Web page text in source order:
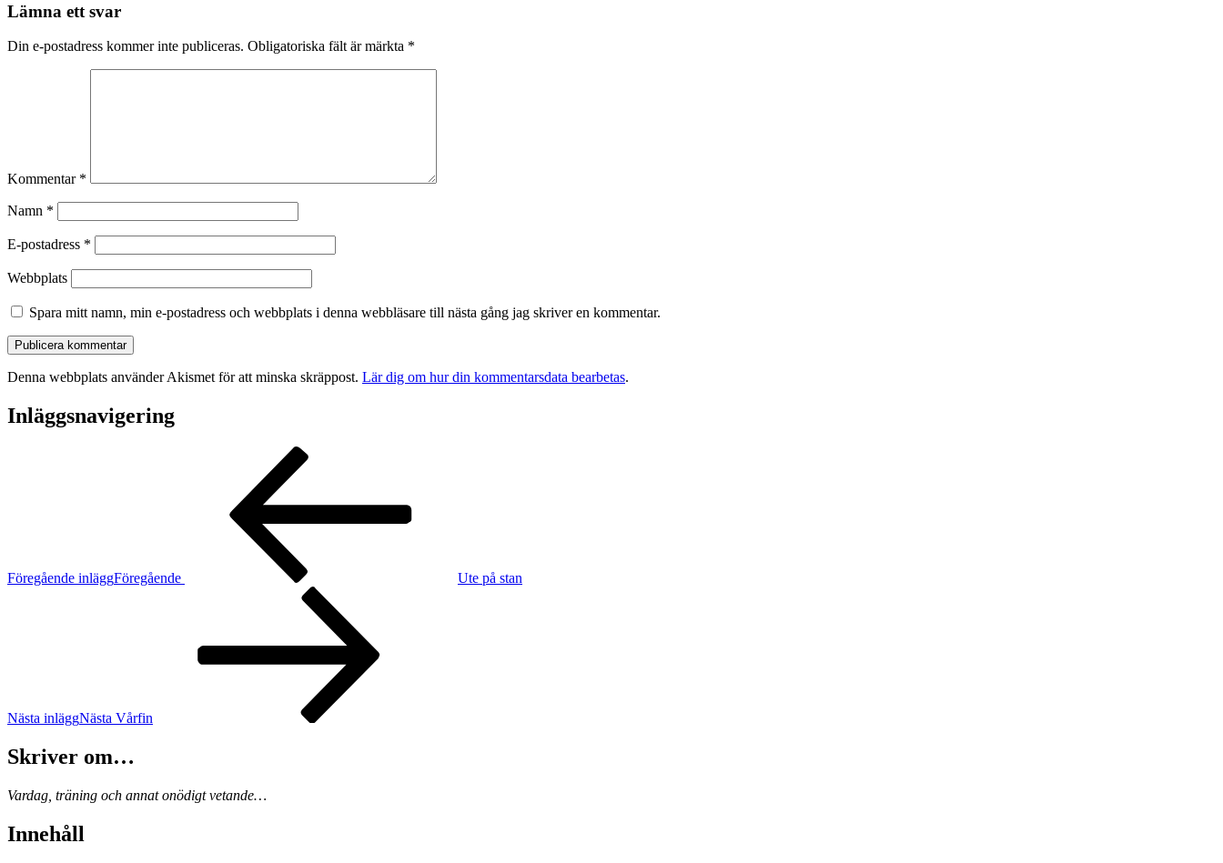
Lämna ett svar
Din e-postadress kommer inte publiceras. Obligatoriska fält är märkta *
Kommentar *
Namn *
E-postadress *
Webbplats
Spara mitt namn, min e-postadress och webbplats i denna webbläsare till nästa gång jag skriver en kommentar.
Denna webbplats använder Akismet för att minska skräppost. Lär dig om hur din kommentarsdata bearbetas.
Inläggsnavigering
Föregående inläggFöregående Ute på stan
Nästa inläggNästa Vårfin
Skriver om…
Vardag, träning och annat onödigt vetande…
Innehåll